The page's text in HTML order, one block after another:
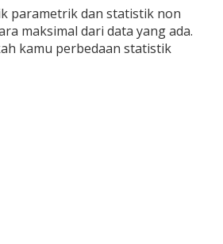
parametrik dan statistik non
maksimal dari data yang ada.
kamu perbedaan statistik